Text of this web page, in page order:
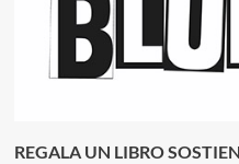
REGALA UN LIBRO